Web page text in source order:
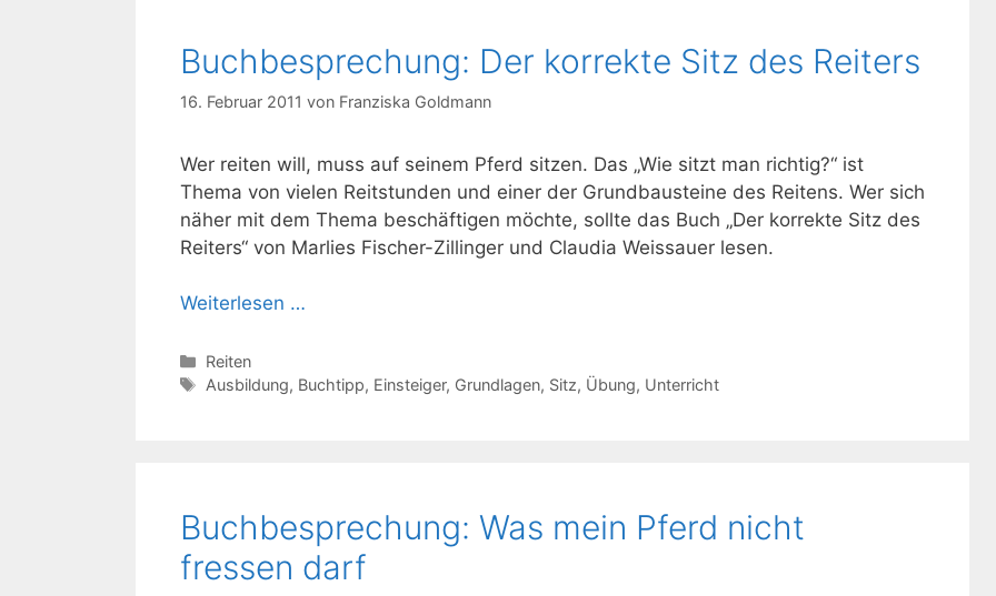
Buchbesprechung: Der korrekte Sitz des Reiters
16. Februar 2011 von Franziska Goldmann
Wer reiten will, muss auf seinem Pferd sitzen. Das „Wie sitzt man richtig?“ ist
Thema von vielen Reitstunden und einer der Grundbausteine des Reitens. Wer sich
näher mit dem Thema beschäftigen möchte, sollte das Buch „Der korrekte Sitz des
Reiters“ von Marlies Fischer-Zillinger und Claudia Weissauer lesen.
Weiterlesen …
Kategorien
Reiten
Schlagwörter
Ausbildung, Buchtipp, Einsteiger, Grundlagen, Sitz, Übung, Unterricht
Buchbesprechung: Was mein Pferd nicht
fressen darf